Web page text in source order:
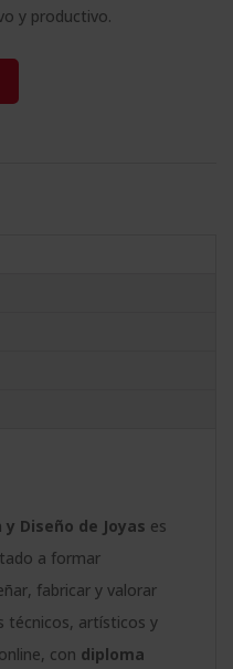
y productivo.
Diseño de Joyas es
a formar
fabricar y valorar
técnicos, artísticos y
con diploma